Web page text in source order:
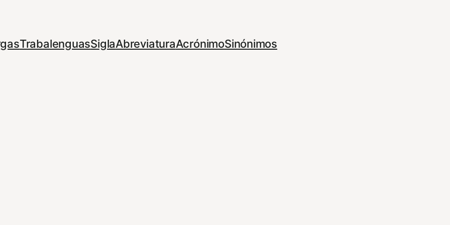
TrabalenguasSiglaAbreviaturaAcrónimoSinónimos